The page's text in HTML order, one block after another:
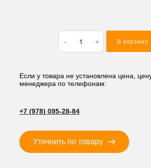
Количество
товара
Радиатор
Caterpillar
CAT
мм
В корзину
Если у товара не установлена цена,
менеджера по телефонам:
+7 (978) 095-28-84
Уточнить по товару